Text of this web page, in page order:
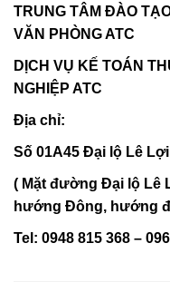
TRUNG TÂM ĐÀO
VĂN PHÒNG ATC
DỊCH VỤ KẾ TOÁN
NGHIỆP ATC
Địa chỉ:
Số 01A45 Đại lộ Lê
( Mặt đường Đại lộ Lê
hướng Đông, hướng
Tel: 0948 815 368 –